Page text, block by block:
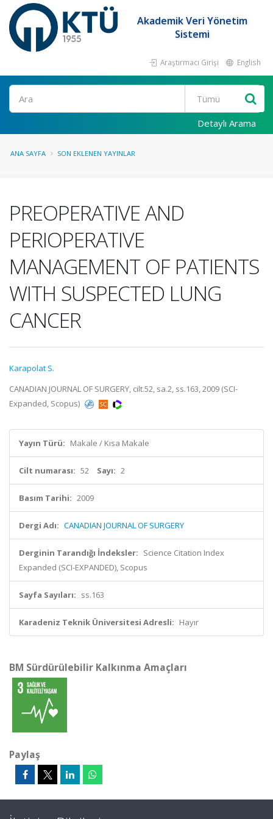
Akademik Veri Yönetim
Sistemi
Araştırmacı Girişi English
Ara
Detaylı Arama
ANA SAYFA SON EKLENEN YAYINLAR
PREOPERATIVE AND
PERIOPERATIVE
MANAGEMENT OF PATIENTS
WITH SUSPECTED LUNG
CANCER
Karapolat S.
CANADIAN JOURNAL OF SURGERY, cilt.52, sa.2, ss.163, 2009 (SCI-
Expanded, Scopus)
Yayın Türü: Makale / Kısa Makale
Cilt numarası: 52 Sayı: 2
Basım Tarihi: 2009
Dergi Adı: CANADIAN JOURNAL OF SURGERY
Derginin Tarandığı İndeksler: Science Citation Index
Expanded (SCI-EXPANDED), Scopus
Sayfa Sayıları: ss.163
Karadeniz Teknik Üniversitesi Adresli: Hayır
BM Sürdürülebilir Kalkınma Amaçları
Paylaş